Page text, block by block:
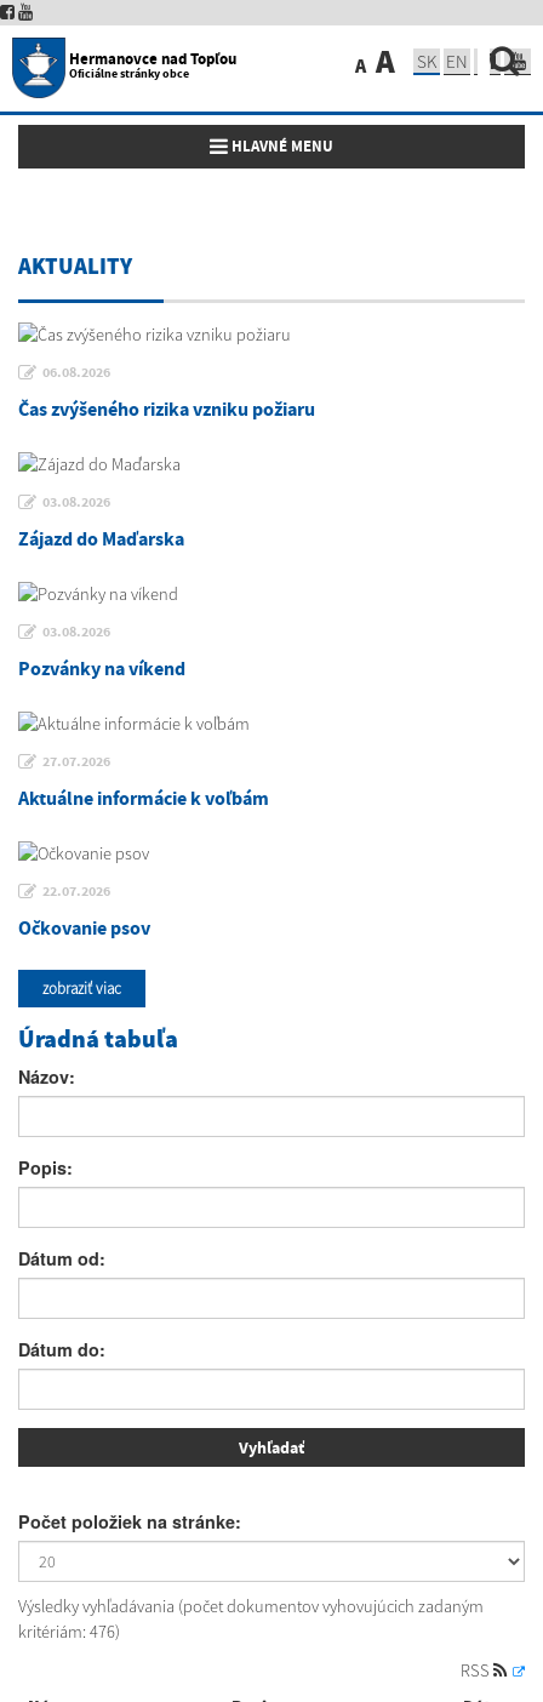
Hermanovce nad Topľou
Oficiálne stránky obce A A SK EN
Toggle navigation
HLAVNÉ MENU
AKTUALITY
06.08.2026
Čas zvýšeného rizika vzniku požiaru
03.08.2026
Zájazd do Maďarska
03.08.2026
Pozvánky na víkend
27.07.2026
Aktuálne informácie k voľbám
22.07.2026
Očkovanie psov
zobraziť viac
Úradná tabuľa
Názov:
Popis:
Dátum od:
Dátum do:
Počet položiek na stránke:
Výsledky vyhľadávania (počet dokumentov vyhovujúcich zadaným
kritériám: 476)
RSS